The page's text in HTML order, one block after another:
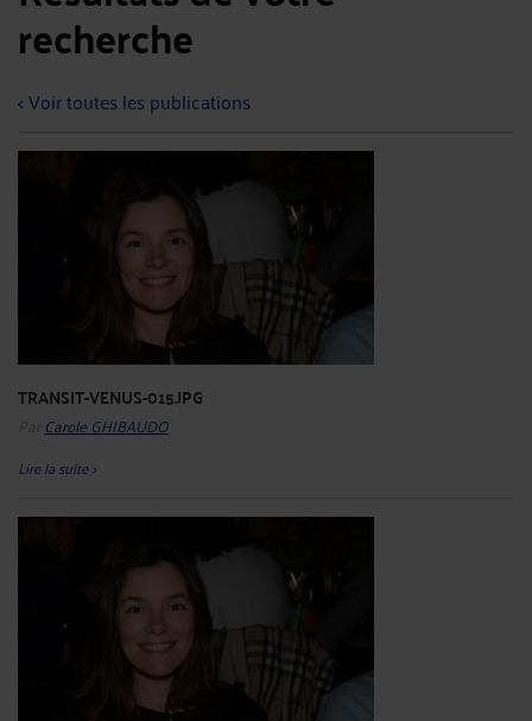
recherche
< Voir toutes les publications
TRANSIT-VENUS-015.JPG
Par Carole GHIBAUDO
Lire la suite >